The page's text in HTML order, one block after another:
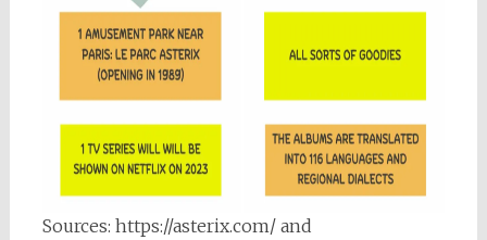
Sources: https://asterix.com/ and